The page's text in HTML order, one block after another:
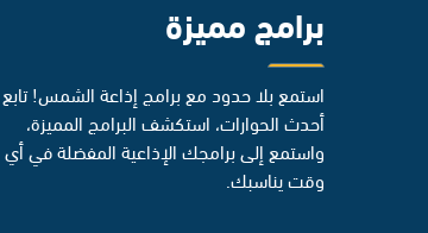
برامج مميزة
استمع بلا حدود مع برامج إذاعة الشمس! تابع
أحدث الحوارات، استكشف البرامج المميزة،
واستمع إلى برامجك الإذاعية المفضلة في أي
وقت يناسبك.